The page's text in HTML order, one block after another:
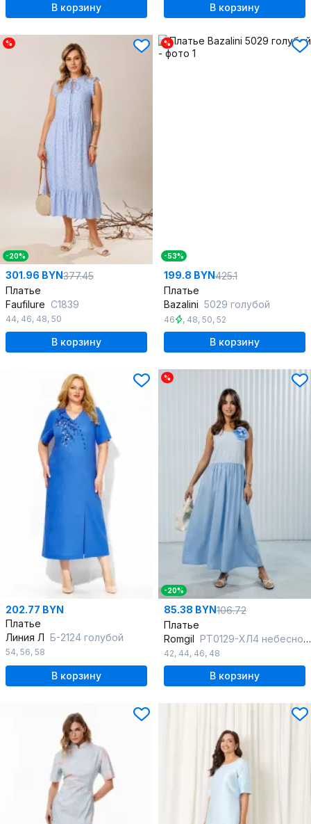
В корзину В корзину
%
-20%
301.96 BYN377.45
Платье
Faufilure C1839
44, 46, 48, 50
В корзину
%
-53%
199.8 BYN425.1
Платье
Bazalini 5029 голубой
46 , 48, 50, 52
В корзину
202.77 BYN
Платье
Линия Л Б-2124 голубой
54, 56, 58
В корзину
%
-20%
85.38 BYN106.72
Платье
Romgil РТ0129-ХЛ4 небесно-голубой
42, 44, 46, 48
В корзину